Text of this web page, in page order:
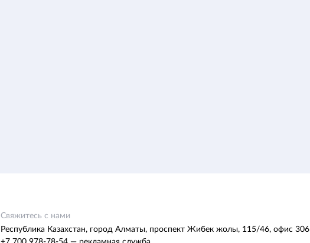
Свяжитесь с нами
Республика Казахстан, город Алматы, проспект Жибек жолы, 115/46, офис 306